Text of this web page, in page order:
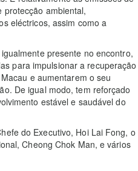
ambiental,
eléctricos, assim como a
presente no encontro,
para impulsionar a recuperação
e aumentarem o seu
De igual modo, tem reforçado
estável e saudável do
do Executivo, Hoi Lai Fong, o
Cheong Chok Man, e vários